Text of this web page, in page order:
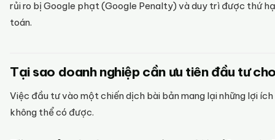
rủi ro bị Google phạt (Google Penalty) và duy trì được thứ
toán.
Tại sao doanh nghiệp cần ưu tiên đầu tư
Việc đầu tư vào một chiến dịch bài bản mang lại những lợi
không thể có được.